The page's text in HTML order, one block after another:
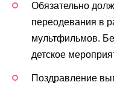
Обязательно
переодевания в
мультфильмов.
детское
Поздравление